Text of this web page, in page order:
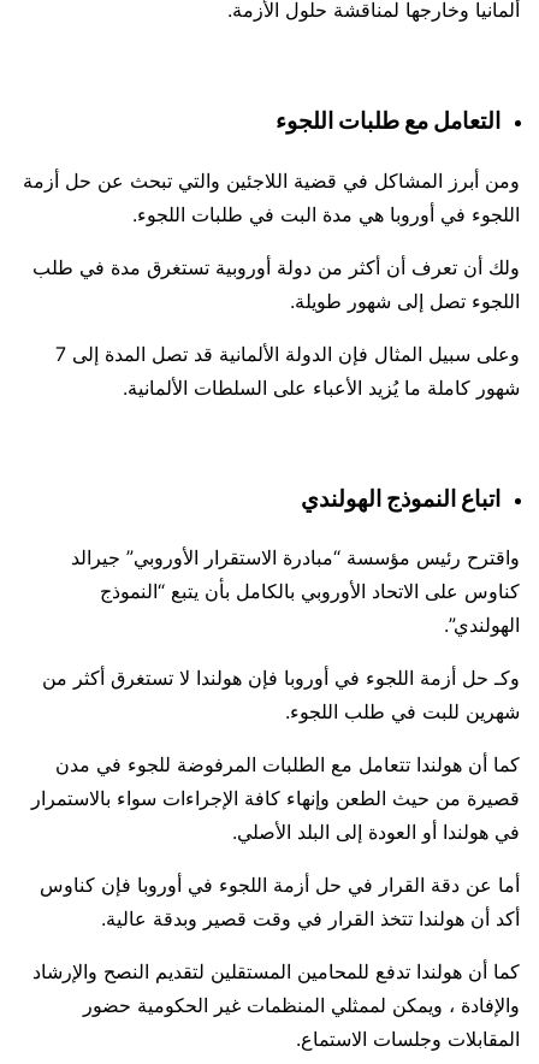
ألمانيا وخارجها لمناقشة حلول الأزمة.
التعامل مع طلبات اللجوء
ومن أبرز المشاكل في قضية اللاجئين والتي تبحث عن حل أزمة
اللجوء في أوروبا هي مدة البت في طلبات اللجوء.
ولك أن تعرف أن أكثر من دولة أوروبية تستغرق مدة في طلب
اللجوء تصل إلى شهور طويلة.
وعلى سبيل المثال فإن الدولة الألمانية قد تصل المدة إلى 7
شهور كاملة ما يُزيد الأعباء على السلطات الألمانية.
اتباع النموذج الهولندي
واقترح رئيس مؤسسة “مبادرة الاستقرار الأوروبي” جيرالد
كناوس على الاتحاد الأوروبي بالكامل بأن يتبع “النموذج
الهولندي”.
وكـ حل أزمة اللجوء في أوروبا فإن هولندا لا تستغرق أكثر من
شهرين للبت في طلب اللجوء.
كما أن هولندا تتعامل مع الطلبات المرفوضة للجوء في مدن
قصيرة من حيث الطعن وإنهاء كافة الإجراءات سواء بالاستمرار
في هولندا أو العودة إلى البلد الأصلي.
أما عن دقة القرار في حل أزمة اللجوء في أوروبا فإن كناوس
أكد أن هولندا تتخذ القرار في وقت قصير وبدقة عالية.
كما أن هولندا تدفع للمحامين المستقلين لتقديم النصح والإرشاد
والإفادة ، ويمكن لممثلي المنظمات غير الحكومية حضور
المقابلات وجلسات الاستماع.